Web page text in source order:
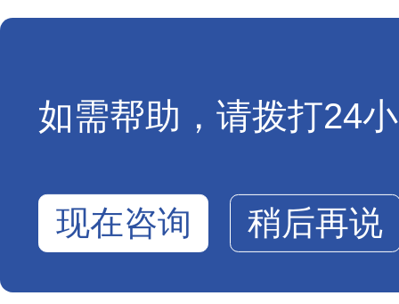
如需帮助，请拨打24
现在咨询 稍后再说